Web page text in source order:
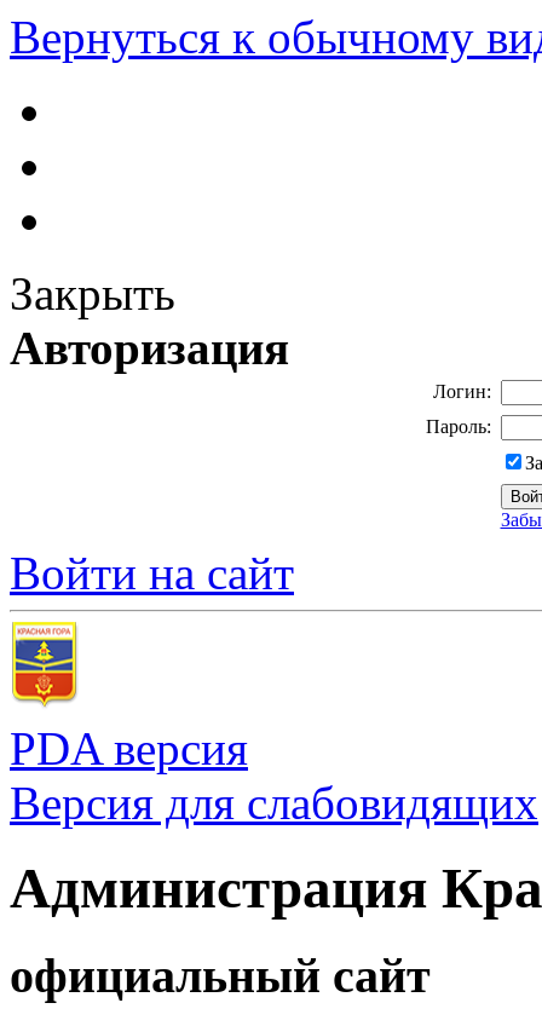
Вернуться к обычному
Закрыть
Авторизация
Логин:
Пароль:
Войти на сайт
PDA версия
Версия для слабовидящих
Администрация
официальный сайт